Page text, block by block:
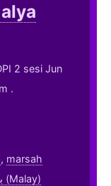
2 sesi Jun
.
, marsah
bahasa Melayu, بهاس ملايو‎ (Malay)